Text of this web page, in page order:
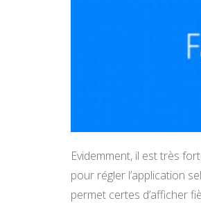
Evidemment, il est très
pour régler l’application
permet certes d’afficher